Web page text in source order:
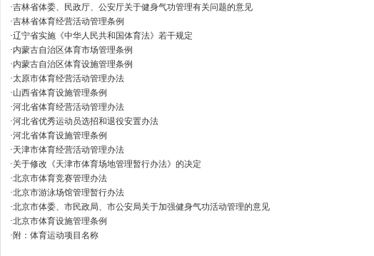
·吉林省体委、民政厅、公安厅关于健身气功管理有关问题的意见
·吉林省体育经营活动管理条例
·辽宁省实施《中华人民共和国体育法》若干规定
·内蒙古自治区体育市场管理条例
·内蒙古自治区体育设施管理条例
·太原市体育经营活动管理办法
·山西省体育设施管理条例
·河北省体育经营活动管理办法
·河北省优秀运动员选招和退役安置办法
·河北省体育设施管理条例
·天津市体育经营活动管理办法
·关于修改《天津市体育场地管理暂行办法》的决定
·北京市体育竞赛管理办法
·北京市游泳场馆管理暂行办法
·北京市体委、市民政局、市公安局关于加强健身气功活动管理的意见
·北京市体育设施管理条例
·附：体育运动项目名称